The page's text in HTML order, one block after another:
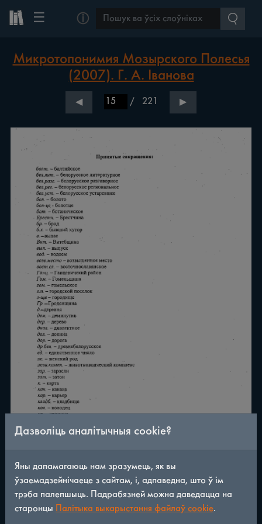
☰ ⓘ
Микротопонимия Мозырского Полесья
(2007). Г. А. Іванова
◀ / 221 ▶
◀ / 221 ▶
Дазволіць аналітычныя cookie?
Яны дапамагаюць нам зразумець, як вы
ўзаемадзейнічаеце з сайтам, і, адпаведна, што ў ім
трэба палепшыць. Падрабязней можна даведацца на
старонцы
Палітыка выкарыстання файлаў cookie.